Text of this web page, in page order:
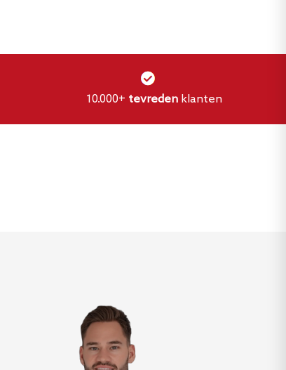
10.000+ tevredenklanten